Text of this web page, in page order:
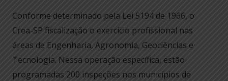
Conforme determinado pela Lei 5194 de 1966, o
Crea-SP fiscalização o exercício profissional nas
áreas de Engenharia, Agronomia, Geociências e
Tecnologia. Nessa operação específica, estão
programadas 200 inspeções nos municípios de